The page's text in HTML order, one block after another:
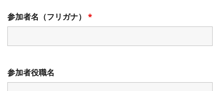
参加者名（フリガナ） *
参加者役職名